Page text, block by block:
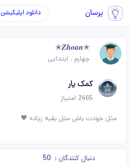
پرسان دانلود اپلیکیشن
✭𝒁𝒉𝒐𝒂𝒏✭
چهارم . ابتدایی
کمک یار
2465 امتیاز
مثل خودت باش مثل بقیه زیاده 🖤
دنبال کنندگان : 50